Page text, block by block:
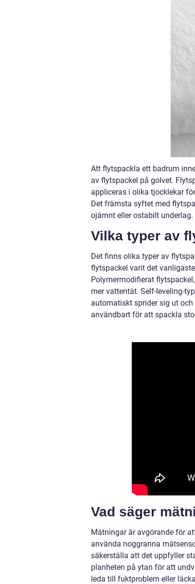
Att flytspackla ett badrum
av flytspackel på golvet.
appliceras i olika tjocklekar
Det främsta syftet med
ojämnt eller ostabilt underlag.
Vilka typer av
Det finns olika typer av
flytspackel varit det
Polymermodifierat
mer vattentät. Self-leveling-
automatiskt sprider sig ut
användbart för att spackla
Vad säger
Mätningar är avgörande för
använda noggranna
säkerställa att det uppfyller
planheten på ytan för att
leda till fuktproblem eller